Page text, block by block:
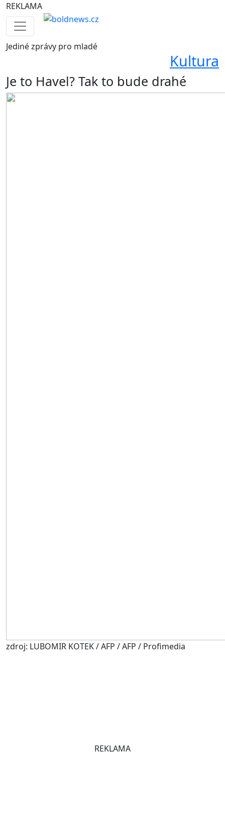
REKLAMA
Jedinézprávy pro mladé
Kultura
Je to Havel? Tak to bude drahé
zdroj: LUBOMIR KOTEK / AFP / AFP / Profimedia
REKLAMA